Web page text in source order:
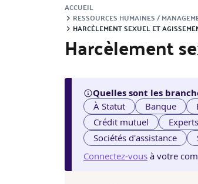
ACCUEIL
RESSOURCES HUMAINES /
HARCÈLEMENT SEXUEL ET
Harcèlement
Quelles sont les
À Statut Banque
Crédit mutuel
Sociétés d'assistance
Connectez-vous à votre